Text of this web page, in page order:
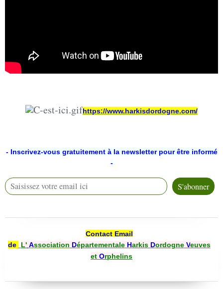
https://www.harkisdordogne.com/
- Inscrivez-vous gratuitement à la newsletter pour être informé
-
Contact Email
de
L' Association DépartementaleHarkis DordogneVeuves
et Orphelins